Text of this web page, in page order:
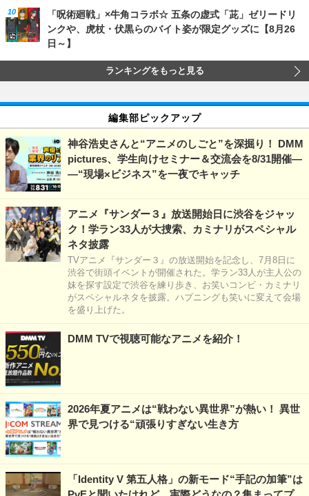
「呪術廻戦」×牛角コラボ☆ 五条の虚式「茈」ゼリードリ
ンクや、虎杖・伏黒らのバイト姿が限定グッズに【8月26
日～】
ランキングをもっと見る
編集部ピックアップ
神谷浩史さんと“アニメのしごと”を深掘り！ DMM
pictures、学生向けセミナー＆交流会を8/31開催―
―“現場×ビジネス”を一夜でキャッチ
アニメ『サンダー３』放送開始日に渋谷をジャッ
ク！学ラン33人が大捜索、カミナリがスペシャル
ネタ披露
TVアニメ『サンダー３』の放送開始を記念し、7月8日に
渋谷で街頭イベントが開催された。学ラン33人が主人公の
妹を探す設定で渋谷を練り歩き、お笑いコンビ・カミナリ
がスペシャルネタを披露。ハプニングも笑いに変えて会場
を盛り上げた。
DMM TVで視聴可能なアニメを紹介！
2026年夏アニメは“戦わない異世界”が熱い！ 異世
界で見つける“頑張りすぎない生き方
「Identity V 第五人格」の新モード“手記の加筆”は